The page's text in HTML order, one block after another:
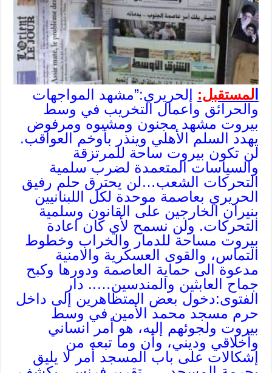
لمستقبل: الحريري:”مشهد المواجهات
والحرائق وأعمال التخريب في وسط
بيروت مشهد مجنون ومشبوه ومرفوض
يهدد السلم الأهلي وينذر بأوخم العواقب.
لن تكون بيروت ساحة للمرتزقة
والسياسات المتعمدة لضرب سلمية
التحركات الشعب…لن يحترق حلم رفيق
الحريري بعاصمة موحدة لكل اللبنانيين
بنيران الخارجين على القانون وسلمية
التحركات. ولن نسمح لأي كان اعادة
بيروت مساحة للدمار والخراب وخطوط
التماس، والقوى العسكرية والامنية
مدعوة الى حماية العاصمة ودورها وكبح
جماح العابثين والمندسين….. دار
الفتوى:دخول بعض المتظاهرين إلى داخل
حرم مسجد محمد الأمين في وسط
بيروت ولجوئهم إليه، هو أمر انساني
وأخلاقي وديني، وأن وما تبعه من
إشكالات على باب المسجد أمر لا يليق